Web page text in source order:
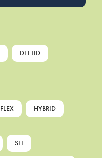
DELTID
FLEX HYBRID
SFI